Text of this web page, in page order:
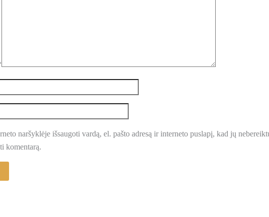
naršyklėje išsaugoti vardą, el. pašto adresą ir interneto puslapį, kad jų
komentarą.